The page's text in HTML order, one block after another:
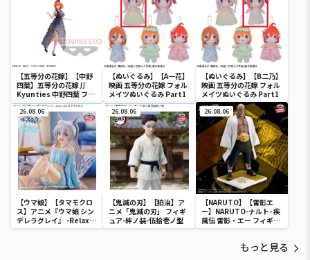
【五等分の花嫁】【中野
四葉】五等分の花嫁∬
Kyunties 中野四葉 フィ
ギュア
【ぬいぐるみ】【A一花】
映画 五等分の花嫁 フォル
メイツぬいぐるみ Part1
【ぬいぐるみ】【B二乃】
映画 五等分の花嫁 フォル
メイツぬいぐるみ Part1
26.08.06
【ウマ娘】【タマモクロ
ス】アニメ『ウマ娘 シン
デレラグレイ』 -Relax
time-タマモクロス
26.08.06
【鬼滅の刃】【狛治】ア
ニメ「鬼滅の刃」 フィギ
ュア-絆ノ装-伍拾壱ノ型
26.08.06
【NARUTO】【雷影エ
ー】NARUTO-ナルト- 疾
風伝 雷影・エー フィギュ
ア～五影集結…!!～
もっと見る